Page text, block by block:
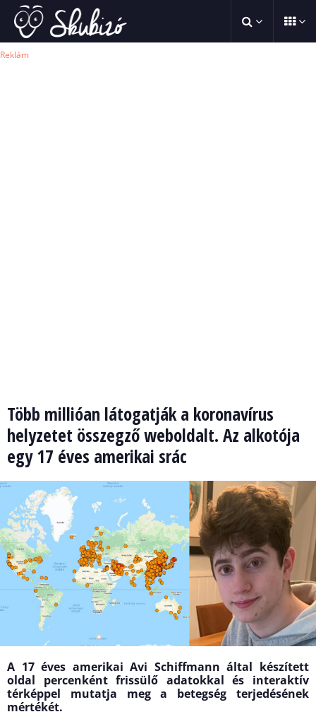
Reklám
Több millióan látogatják a koronavírus
helyzetet összegző weboldalt. Az alkotója
egy 17 éves amerikai srác
A 17 éves amerikai Avi Schiffmann által készített
oldal percenként frissülő adatokkal és interaktív
térképpel mutatja meg a betegség terjedésének
mértékét.